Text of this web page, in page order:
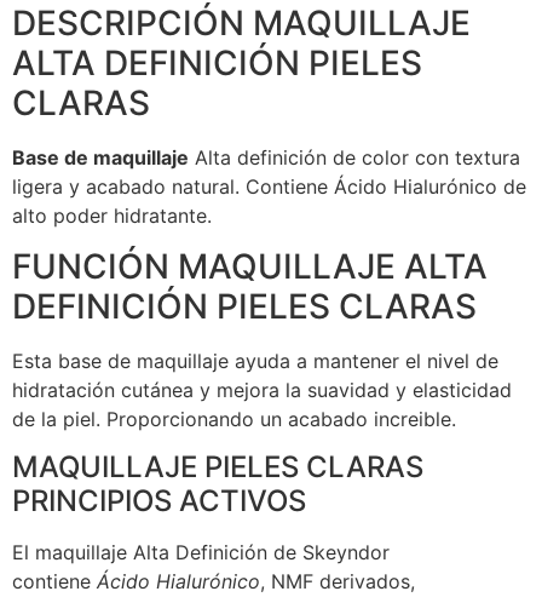
DESCRIPCIÓN MAQUILLAJE
ALTA DEFINICIÓN PIELES
CLARAS
Base de maquillaje Alta definición de color con textura
ligera y acabado natural. Contiene Ácido Hialurónico de
alto poder hidratante.
FUNCIÓN MAQUILLAJE ALTA
DEFINICIÓN PIELES CLARAS
Esta base de maquillaje ayuda a mantener el nivel de
hidratación cutánea y mejora la suavidad y elasticidad
de la piel. Proporcionando un acabado increible.
MAQUILLAJE PIELES CLARAS
PRINCIPIOS ACTIVOS
El maquillaje Alta Definición de Skeyndor
contiene Ácido Hialurónico, NMF derivados,